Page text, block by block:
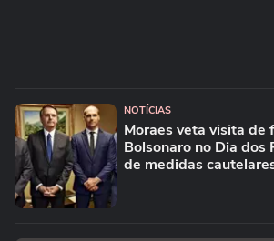
NOTÍCIAS
Moraes veta visita de
Bolsonaro no Dia dos
de medidas